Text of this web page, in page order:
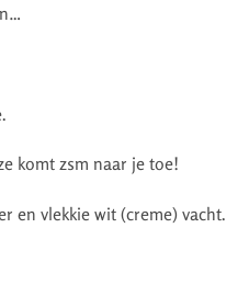
komt zsm naar je toe!
en vlekkie wit (creme) vacht.